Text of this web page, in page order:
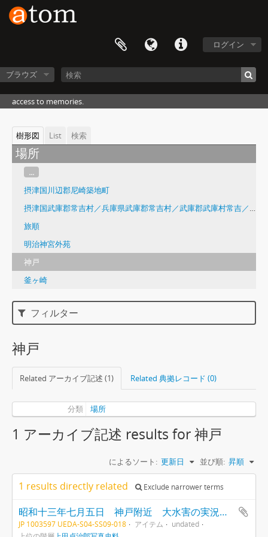
ログイン
ブラウズ
access to memories.
樹形図 List 検索
場所
...
摂津国川辺郡尼崎築地町
摂津国武庫郡常吉村／兵庫県武庫郡常吉村／武庫郡武庫村常吉／尼崎市常 吉／尼崎市常吉1丁目ほか
旅順
明治神宮外苑
神戸
釜ヶ崎
フィルター
神戸
Related アーカイブ記述 (1) Related 典拠レコード (0)
分類 場所
1 アーカイブ記述 results for 神戸
によるソート: 更新日 並び順: 昇順
1 results directly related Exclude narrower terms
昭和十三年七月五日 神戸附近 大水害の実況写真（第三報）
JP 1003597 UEDA-S04-SS09-018 アイテム
undated